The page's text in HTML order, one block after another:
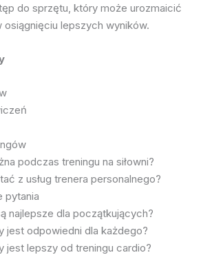
do sprzętu, który może urozmaicić
osiągnięciu lepszych wyników.
podczas treningu na siłowni?
z usług trenera personalnego?
pytania
najlepsze dla początkujących?
jest odpowiedni dla każdego?
jest lepszy od treningu cardio?